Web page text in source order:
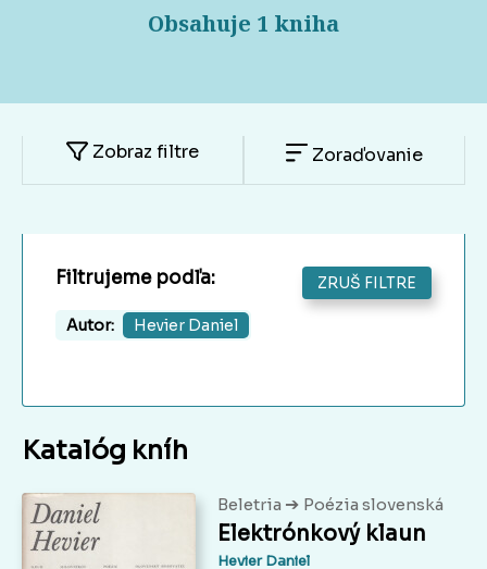
Obsahuje 1 kniha
Zobraz filtre Zoraďovanie
Filtrujeme podľa: ZRUŠ FILTRE
Autor: Hevier Daniel
Katalóg kníh
Beletria ➔ Poézia slovenská
Elektrónkový klaun
Hevier Daniel